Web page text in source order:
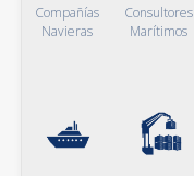
Compañías
Navieras
Consultores
Marítimos